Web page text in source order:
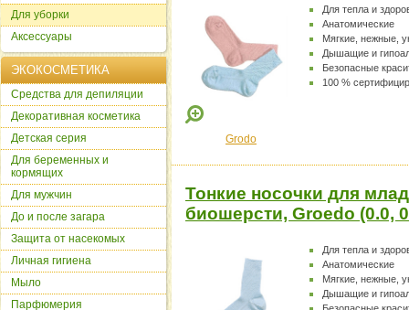
Для тепла и
Анатомические
Мягкие, нежные,
Дышащие и
Безопасные
100 %
Grodo
Тонкие носочки для
биошерсти, Groedo (0.0,
Для тепла и
Анатомические
Мягкие, нежные,
Дышащие и
Для уборки
Аксессуары
ЭКОКОСМЕТИКА
Cредства для депиляции
Декоративная косметика
Детская серия
Для беременных и
кормящих
Для мужчин
До и после загара
Защита от насекомых
Личная гигиена
Мыло
Парфюмерия